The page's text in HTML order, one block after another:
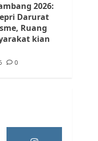
2026:
Darurat
Ruang
kian
0